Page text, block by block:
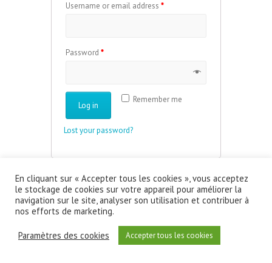
Username or email address *
Password *
Remember me
Log in
Lost your password?
S.R. Les Indépendants| Theme
by:Theme Horse | Powered by:WordPress
En cliquant sur « Accepter tous les cookies », vous acceptez
le stockage de cookies sur votre appareil pour améliorer la
navigation sur le site, analyser son utilisation et contribuer à
nos efforts de marketing.
Paramètres des cookies Accepter tous les cookies